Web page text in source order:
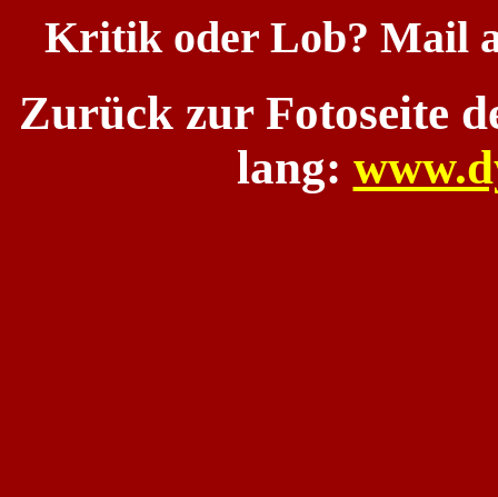
Kritik oder Lob? Mail
Zurück zur Fotoseite
lang: